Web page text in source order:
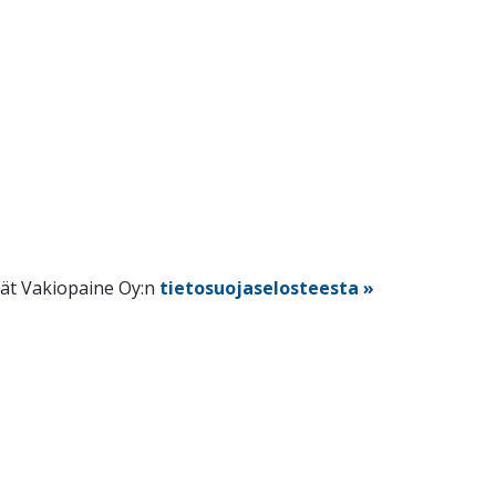
Vakiopaine Oy:n tietosuojaselosteesta »